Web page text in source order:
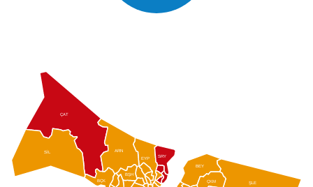
BEY
ÇAT
EYP SRY
SİL
ŞLE
BÇK
ARN
BŞH
ÇKM